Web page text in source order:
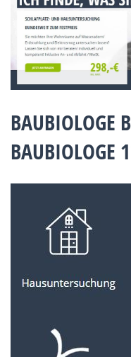
BAUBIOLOGE
BAUBIOLOGE